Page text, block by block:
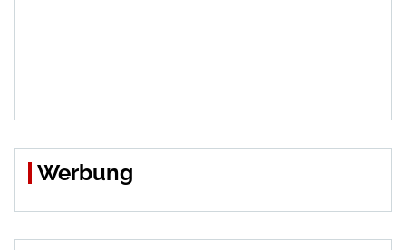
Werbung